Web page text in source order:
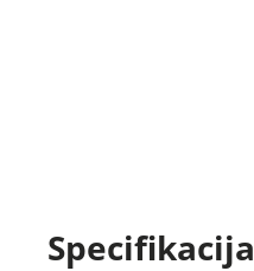
Specifikacija